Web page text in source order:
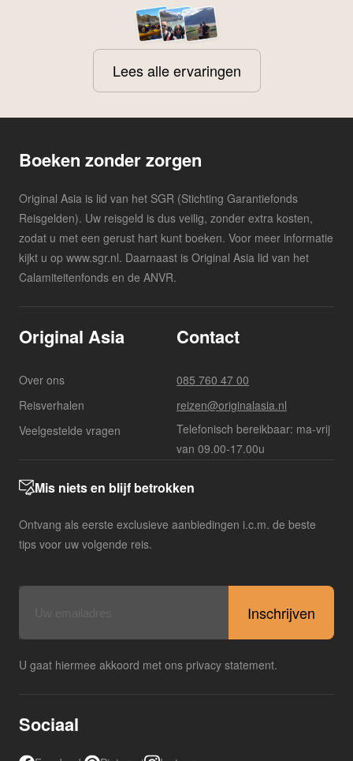
Lees alle ervaringen
Boeken zonder zorgen
Original Asia is lid van het SGR (Stichting Garantiefonds
Reisgelden). Uw reisgeld is dus veilig, zonder extra kosten,
zodat u met een gerust hart kunt boeken. Voor meer informatie
kijkt u op www.sgr.nl. Daarnaast is Original Asia lid van het
Calamiteitenfonds en de ANVR.
Original Asia
Over ons
Reisverhalen
Veelgestelde vragen
Contact
085 760 47 00
reizen@originalasia.nl
Telefonisch bereikbaar: ma-vrij
van 09.00-17.00u
Mis niets en blijf betrokken
Ontvang als eerste exclusieve aanbiedingen i.c.m. de beste
tips voor uw volgende reis.
U gaat hiermee akkoord met ons privacy statement.
Sociaal